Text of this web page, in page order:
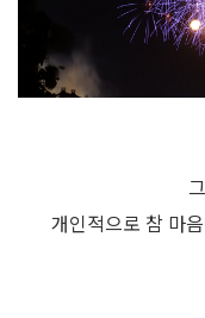
개인적으로 참 마